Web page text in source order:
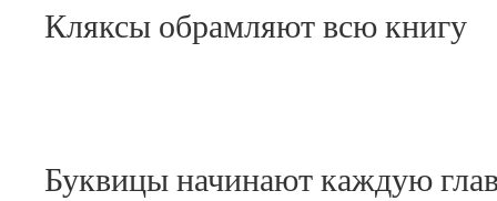
Кляксы обрамляют всю книгу
Буквицы начинают каждую